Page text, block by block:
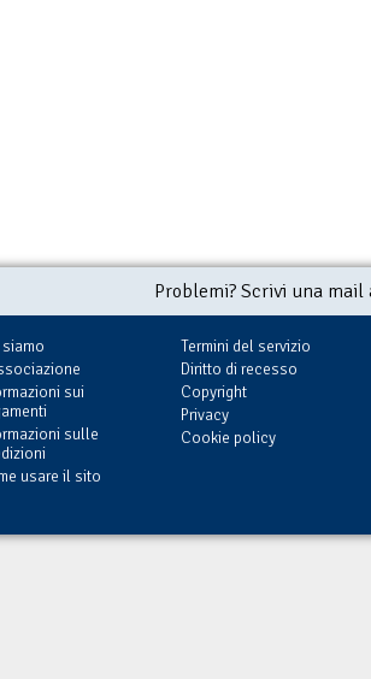
Problemi? Scrivi una
siamo
sui
sulle
usare il sito
Termini del servizio
Diritto di recesso
Copyright
Privacy
Cookie policy